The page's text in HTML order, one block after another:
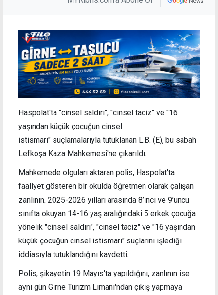
Haspolat'ta "cinsel saldırı", "cinsel taciz" ve "16
yaşından küçük çocuğun cinsel
istismarı" suçlamalarıyla tutuklanan L.B. (E), bu sabah
Lefkoşa Kaza Mahkemesi'ne çıkarıldı.
Mahkemede olguları aktaran polis, Haspolat'ta
faaliyet gösteren bir okulda öğretmen olarak çalışan
zanlının, 2025-2026 yılları arasında 8’inci ve 9’uncu
sınıfta okuyan 14-16 yaş aralığındaki 5 erkek çocuğa
yönelik "cinsel saldırı", "cinsel taciz" ve "16 yaşından
küçük çocuğun cinsel istismarı" suçlarını işlediği
iddiasıyla tutuklandığını kaydetti.
Polis, şikayetin 19 Mayıs'ta yapıldığını, zanlının ise
aynı gün Girne Turizm Limanı'ndan çıkış yapmaya